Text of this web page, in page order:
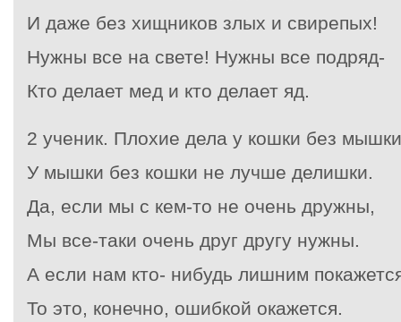
И даже без хищников злых и свирепых!
Нужны все на свете! Нужны все подряд-
Кто делает мед и кто делает яд.
2 ученик. Плохие дела у кошки без
У мышки без кошки не лучше делишки.
Да, если мы с кем-то не очень дружны,
Мы все-таки очень друг другу нужны.
А если нам кто- нибудь лишним
То это, конечно, ошибкой окажется.